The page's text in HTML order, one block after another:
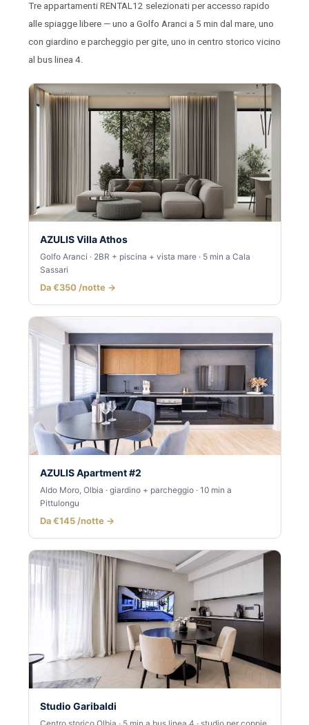
Tre appartamenti RENTAL12 selezionati per accesso rapido
alle spiagge libere — uno a Golfo Aranci a 5 min dal mare, uno
con giardino e parcheggio per gite, uno in centro storico vicino
al bus linea 4.
AZULIS Villa Athos
Golfo Aranci · 2BR + piscina + vista mare · 5 min a Cala
Sassari
Da €350 /notte →
AZULIS Apartment #2
Aldo Moro, Olbia · giardino + parcheggio · 10 min a
Pittulongu
Da €145 /notte →
Studio Garibaldi